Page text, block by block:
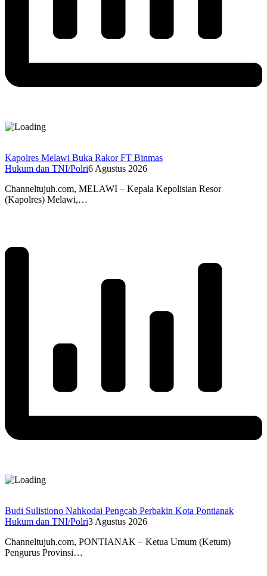
Kapolres Melawi Buka Rakor FT Binmas
Hukum dan TNI/Polri6 Agustus 2026
Channeltujuh.com, MELAWI – Kepala Kepolisian Resor
(Kapolres) Melawi,…
Budi Sulistiono Nahkodai Pengcab Perbakin Kota Pontianak
Hukum dan TNI/Polri3 Agustus 2026
Channeltujuh.com, PONTIANAK – Ketua Umum (Ketum)
Pengurus Provinsi…